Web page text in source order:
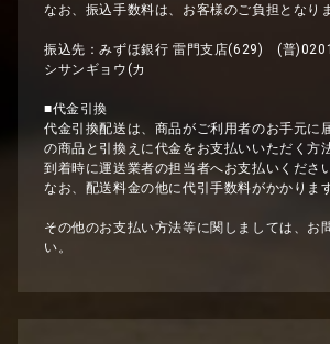
なお、振込手数料は、お客様のご負担となり
振込先：みずほ銀行 雷門支店(629) (普
シサンギョウ(カ
■代金引換
代金引換配送は、商品がご利用者のお手元に
の商品と引換えに代金をお支払いいただく方
到着時に運送業者の担当者へお支払いくださ
なお、配送料金の他に代引手数料がかかりま
その他のお支払い方法等に関しましては、お
い。